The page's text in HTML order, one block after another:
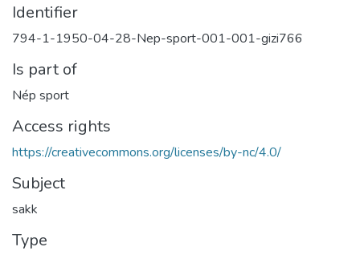
Identifier
794-1-1950-04-28-Nep-sport-001-001-gizi766
Is part of
Nép sport
Access rights
https://creativecommons.org/licenses/by-nc/4.0/
Subject
sakk
Type